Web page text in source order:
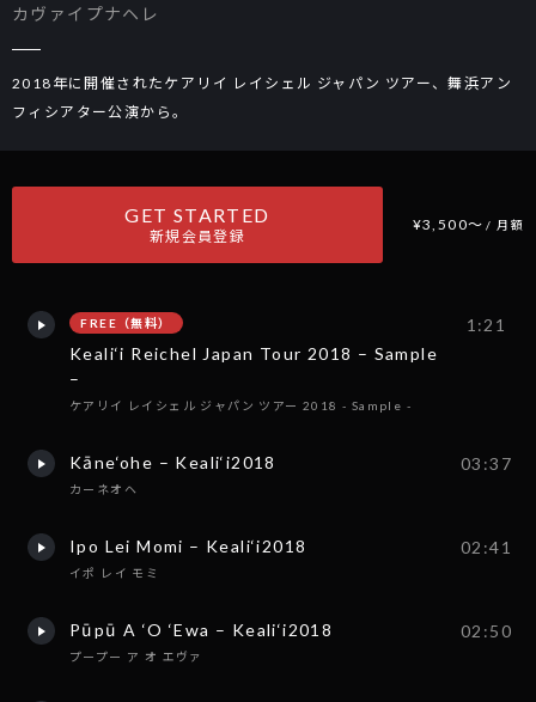
カヴァイプナヘレ
2018年に開催されたケアリイ レイシェル ジャパン ツアー、舞浜アン
フィシアター公演から。
GET STARTED
新規会員登録
¥3,500〜 / 月額
FREE（無料）
Keali‘i Reichel Japan Tour 2018 – Sample
–
ケアリイ レイシェル ジャパン ツアー 2018 - Sample -
1:21
Kāne‘ohe – Keali‘i2018
カーネオヘ
03:37
Ipo Lei Momi – Keali‘i2018
イポ レイ モミ
02:41
Pūpū A ‘O ‘Ewa – Keali‘i2018
プープー ア オ エヴァ
02:50